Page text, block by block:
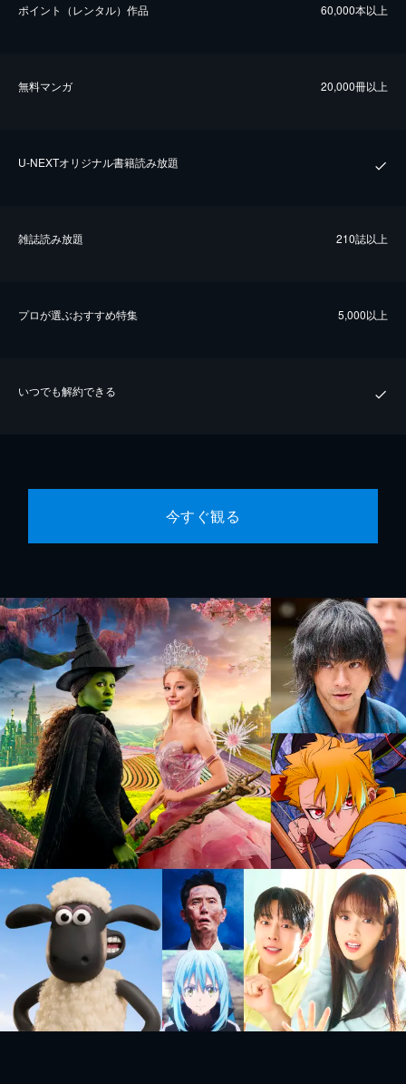
ポイント（レンタル）作品 60,000本以上
無料マンガ 20,000冊以上
U-NEXTオリジナル書籍読み放題
雑誌読み放題 210誌以上
プロが選ぶおすすめ特集 5,000以上
いつでも解約できる
今すぐ観る